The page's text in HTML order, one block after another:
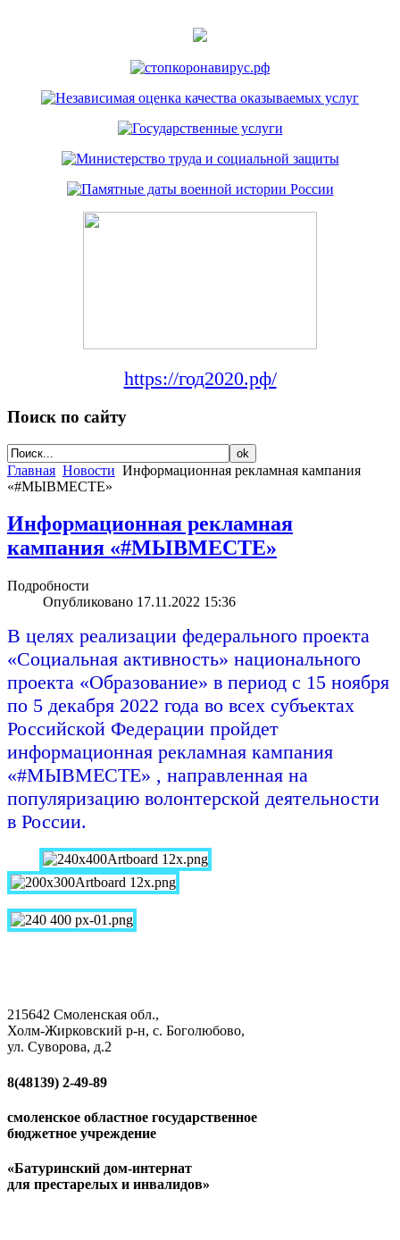
https://год2020.рф/
Поиск по сайту
Главная Новости Информационная рекламная кампания
«#МЫВМЕСТЕ»
Информационная рекламная
кампания «#МЫВМЕСТЕ»
Подробности
Опубликовано 17.11.2022 15:36
В целях реализации федерального проекта
«Социальная активность» национального
проекта «Образование» в период с 15 ноября
по 5 декабря 2022 года во всех субъектах
Российской Федерации пройдет
информационная рекламная кампания
«#МЫВМЕСТЕ» , направленная на
популяризацию волонтерской деятельности
в России.
215642 Смоленская обл.,
Холм-Жирковский р-н, с. Боголюбово,
ул. Суворова, д.2
8(48139) 2-49-89
смоленское областное государственное
бюджетное учреждение
«Батуринский дом-интернат
для престарелых и инвалидов»